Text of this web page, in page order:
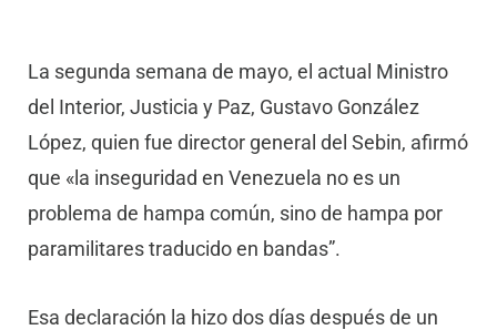
La segunda semana de mayo, el actual Ministro
del Interior, Justicia y Paz, Gustavo González
López, quien fue director general del Sebin, afirmó
que «la inseguridad en Venezuela no es un
problema de hampa común, sino de hampa por
paramilitares traducido en bandas”.
Esa declaración la hizo dos días después de un